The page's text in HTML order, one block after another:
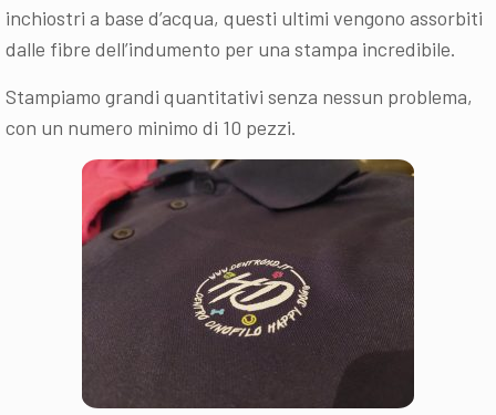
inchiostri a base d’acqua, questi ultimi vengono assorbiti
dalle fibre dell’indumento per una stampa incredibile.
Stampiamo grandi quantitativi senza nessun problema,
con un numero minimo di 10 pezzi.